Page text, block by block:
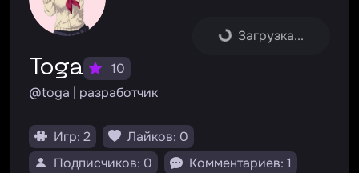
Загрузка...
Toga
10
@toga | разработчик
Игр: 2
Лайков: 0
Подписчиков: 0
Комментариев: 1